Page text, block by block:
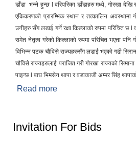
डाँडा भन्ने हुन्छ l वरिपरिका डाँडाहरु मध्ये, गोरखा
एकिकरणको प्रारम्भिक स्थान र तत्कालिन
उनीहरु सँग लडाई गर्ने रक्षा किल्लाको रुपमा परिचित छ
समेत नेतृत्व गरेको किल्लाको रुपमा परिचित भएता पनि
विभिन्न पटक चौविसे राज्यहरुसँग लडाई भएको गढी
चौविसे राज्यहरुलाई पराजित गरी गोरखा राज्यको
पाइन्छ l बाघ भिमसेन थापा र वडाकाजी अम्मर सिंह
Read more
Invitation For Bids